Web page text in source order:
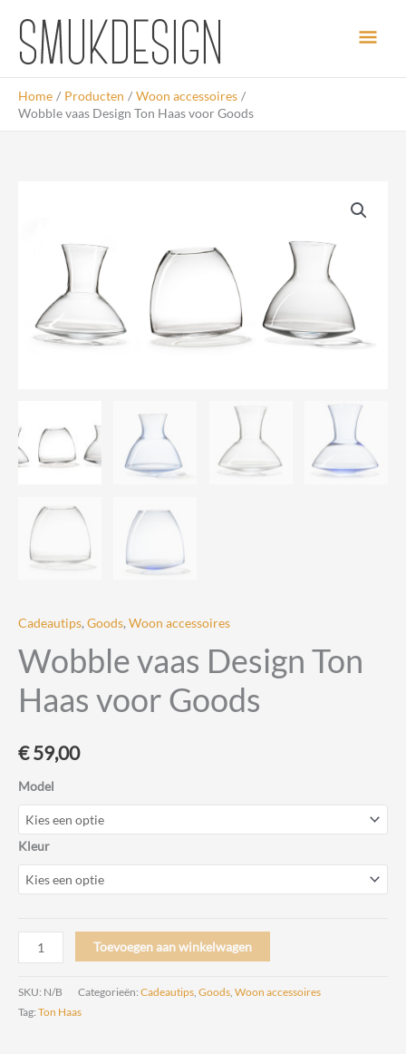
inhoud
Home Producten
Woon accessoires
Wobble vaas Design Ton Haas voor Goods
Cadeautips, Goods, Woon accessoires
Wobble vaas Design Ton
Haas voor Goods
€59,00
Model
Kleur
Wobble
vaas
Design
Ton
Toevoegen aan winkelwagen
SKU: N/B Categorieën: Cadeautips Goods Woon accessoires
Tag: Ton Haas